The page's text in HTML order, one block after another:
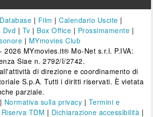
Database | Film |Calendario Uscite |
Dvd | Tv | Box Office | Prossimamente |
| MYmovies Club
MYmovies.it® Mo-Net s.r.l. P.IVA:
Siae n. 2792/I/2742.
di direzione e coordinamento di
S.p.A. Tutti i diritti riservati. È vietata
parziale.
| Normativa sulla privacy | Termini e
Riserva TDM | Dichiarazione accessibilità |